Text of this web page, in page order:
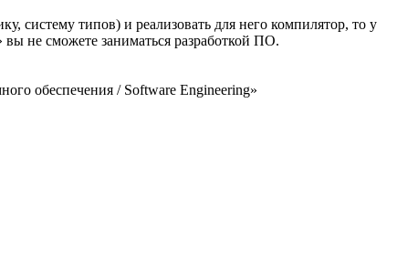
систему типов) и реализовать для него компилятор, то у
не сможете заниматься разработкой ПО.
обеспечения / Software Engineering»